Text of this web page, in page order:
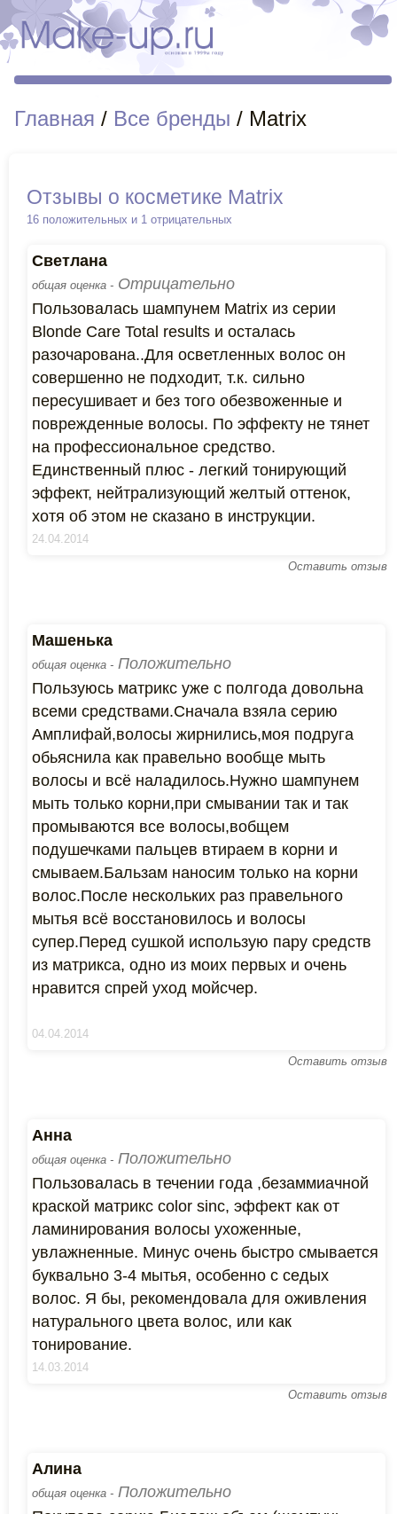
Главная / Все бренды / Matrix
Отзывы о косметике Matrix
16 положительных и 1 отрицательных
Светлана
общая оценка - Отрицательно
Пользовалась шампунем Matrix из серии
Blonde Care Total results и осталась
разочарована..Для осветленных волос он
совершенно не подходит, т.к. сильно
пересушивает и без того обезвоженные и
поврежденные волосы. По эффекту не тянет
на профессиональное средство.
Единственный плюс - легкий тонирующий
эффект, нейтрализующий желтый оттенок,
хотя об этом не сказано в инструкции.
24.04.2014
Оставить отзыв
Машенька
общая оценка - Положительно
Пользуюсь матрикс уже с полгода довольна
всеми средствами.Сначала взяла серию
Амплифай,волосы жирнились,моя подруга
обьяснила как правельно вообще мыть
волосы и всё наладилось.Нужно шампунем
мыть только корни,при смывании так и так
промываются все волосы,вобщем
подушечками пальцев втираем в корни и
смываем.Бальзам наносим только на корни
волос.После нескольких раз правельного
мытья всё восстановилось и волосы
супер.Перед сушкой использую пару средств
из матрикса, одно из моих первых и очень
нравится спрей уход мойсчер.
04.04.2014
Оставить отзыв
Анна
общая оценка - Положительно
Пользовалась в течении года ,безаммиачной
краской матрикс color sinc, эффект как от
ламинирования волосы ухоженные,
увлажненные. Минус очень быстро смывается
буквально 3-4 мытья, особенно с седых
волос. Я бы, рекомендовала для оживления
натурального цвета волос, или как
тонирование.
14.03.2014
Оставить отзыв
Алина
общая оценка - Положительно